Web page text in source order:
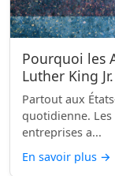
Pourquoi les
Luther King
Partout aux
quotidienne. Les
entreprises a...
En savoir plus →